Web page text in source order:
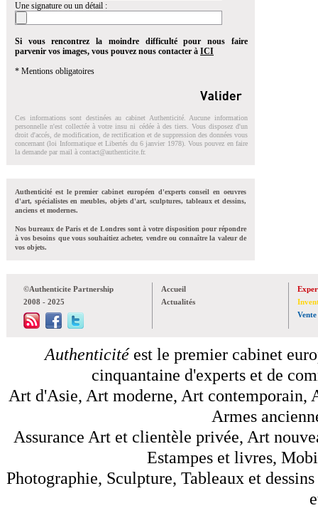
Une signature ou un détail :
Si vous rencontrez la moindre difficulté pour nous faire
parvenir vos images, vous pouvez nous contacter à ICI
* Mentions obligatoires
Ces informations sont destinées au cabinet Authenticité. Aucune information
personnelle n'est collectée à votre insu ni cédée à des tiers. Vous disposez d'un
droit d'accés, de modification, de rectification et de suppression des données vous
concernant (loi Informatique et Libertés du 6 janvier 1978). Vous pouvez en faire
la demande par mail à contact@authenticite.fr.
Authenticité est le premier cabinet européen d'experts conseil en oeuvres
d'art, spécialistes en meubles, objets d'art, sculptures, tableaux et dessins,
anciens et modernes.
Nos bureaux de Paris et de Londres sont à votre disposition pour répondre
à vos besoins que vous souhaitiez acheter, vendre ou connaître la valeur de
vos objets.
©Authenticite Partnership
2008 - 2025
Accueil
Actualités
Vente
Authenticitéest le premier cabinet
cinquantaine d'experts et de
Art d'Asie, Art moderne, Art contemporain,
Armes
Assurance Art et clientèle privée, Art
Estampes et livres,
Photographie, Sculpture, Tableaux et